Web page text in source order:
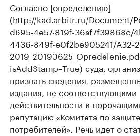
Согласно [определению]
(http://kad.arbitr.ru/Document/
d695-4e57-819f-36af7f39868c/
4436-849f-e0f2be905241/A32-
isAddStamp=True) суда,
признать сведения,
издания, не соответствующими
действительности и
репутацию «Комитета по
потребителей». Речь идет о